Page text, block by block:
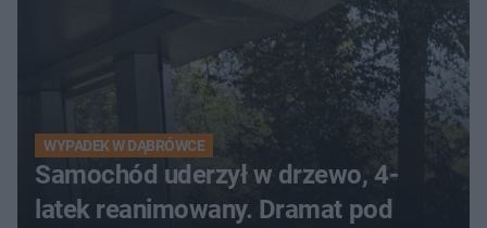
WYPADEK W DĄBRÓWCE
Samochód uderzył w drzewo, 4-
latek reanimowany. Dramat pod